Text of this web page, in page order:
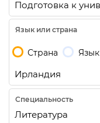
Язык или страна
Страна Язык
Специальность